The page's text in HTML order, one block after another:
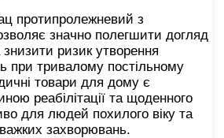
протипролежневий з
значно полегшити догляд
ризик утворення
при тривалому постільному
товари для дому є
реабілітації та щоденного
для людей похилого віку та
важких захворювань.